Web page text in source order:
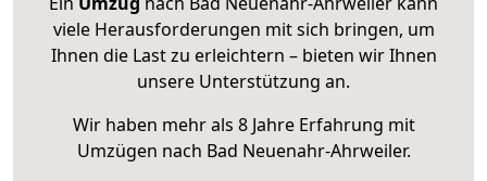
viele Herausforderungen mit sich bringen, um
Ihnen die Last zu erleichtern – bieten wir Ihnen
unsere Unterstützung an.
Wir haben mehr als 8 Jahre Erfahrung mit
Umzügen nach Bad Neuenahr-Ahrweiler.